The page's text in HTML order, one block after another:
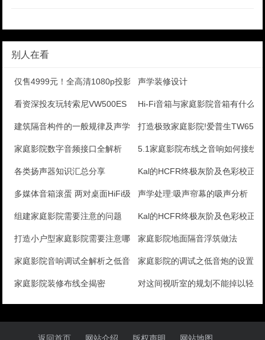
别人在看
仅售4999元！全高清1080p投影机奥图码HD26
声学装修设计
看资深投友玩转索尼VW500ES Hi-Fi音箱与家庭影院音箱有什么
建筑隔音构件的一般规律及声学常识打造极致家庭影院!爱普生
家庭影院数字音频接口全解析 5.1家庭影院布线之音响如何接线
各类扬声器知识汇总分享 Kal的HCFR终极灰阶及色彩校正
多媒体音箱滚蛋 两对桌面HiFi级近场监听音箱较量
声学处理:吸声帘幕的吸声分析
组建家庭影院需要注意的问题 Kal的HCFR终极灰阶及色彩校正
打造小户型家庭影院需要注意哪些问题？家庭影院地面隔音浮筑做法
家庭影院音响调试全解析之低音炮的设置家庭影院的调试之低音炮的设置
家庭影院装修布线全揭密 对这间视听室的规划不能掉以轻心